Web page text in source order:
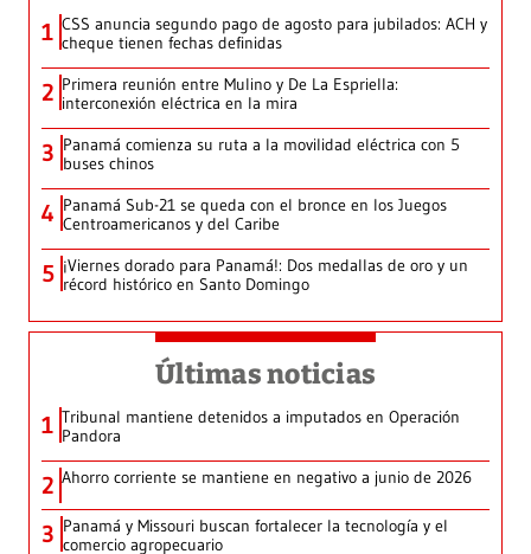
1 CSS anuncia segundo pago de agosto para jubilados: ACH y
cheque tienen fechas definidas
2 Primera reunión entre Mulino y De La Espriella:
interconexión eléctrica en la mira
3 Panamá comienza su ruta a la movilidad eléctrica con 5
buses chinos
4 Panamá Sub-21 se queda con el bronce en los Juegos
Centroamericanos y del Caribe
5 ¡Viernes dorado para Panamá!: Dos medallas de oro y un
récord histórico en Santo Domingo
Últimas noticias
1 Tribunal mantiene detenidos a imputados en Operación
Pandora
2 Ahorro corriente se mantiene en negativo a junio de 2026
3 Panamá y Missouri buscan fortalecer la tecnología y el
comercio agropecuario